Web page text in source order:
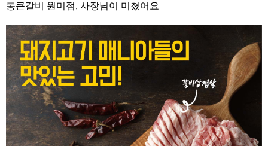
통큰갈비 원미점, 사장님이 미쳤어요